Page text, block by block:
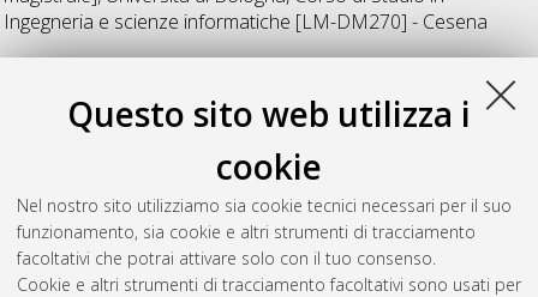
Questo sito web utilizza i
cookie
Nel nostro sito utilizziamo sia cookie tecnici necessari per il suo
funzionamento, sia cookie e altri strumenti di tracciamento
facoltativi che potrai attivare solo con il tuo consenso.
Cookie e altri strumenti di tracciamento facoltativi sono usati per
Ingegneria e scienze informatiche [LM-DM270] - Cesena
[Laurea magistrale], Università di Bologna, Corso
di Studio inIngegneria informatica [LM-DM270], Documento
distribuiti: esperimenti in JADE e tuProlog.[Laurea magistrale],
Università di Bologna, Corso di Studio in Ingegneria
informatica [LM-DM270]